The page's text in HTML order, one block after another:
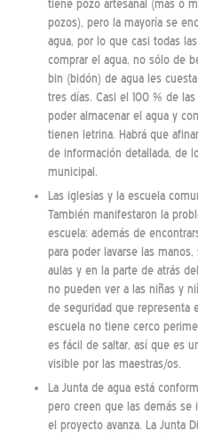
tiene pozo artesanal (más o
pozos), pero la mayoría se
agua, por lo que casi todas
comprar el agua, no sólo de
bin (bidón) de agua les
tres días. Casi el 100 % de
poder almacenar el agua y
tienen letrina. Habrá que
de información detallada, de
municipal.
Las iglesias y la escuela
También manifestaron la
escuela: además de
para poder lavarse las
aulas y en la parte de atrás
no pueden ver a las niñas y
de seguridad que representa
escuela no tiene cerco
es fácil de saltar, así que es
visible por las maestras/os.
La Junta de agua está
pero creen que las demás se
el proyecto avanza. La Junta